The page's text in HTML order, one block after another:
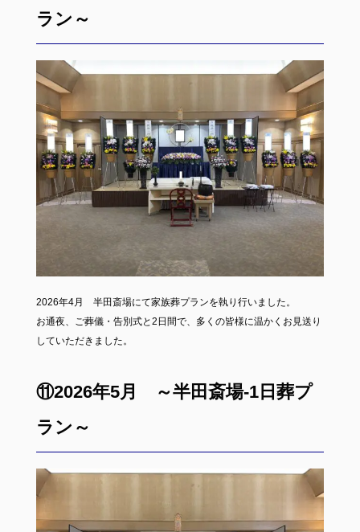
ラン～
2026年4月 半田斎場にて家族葬プランを執り行いました。
お通夜、ご葬儀・告別式と2日間で、多くの皆様に温かくお見送り
していただきました。
⑪2026年5月 ～半田斎場-1日葬プ
ラン～